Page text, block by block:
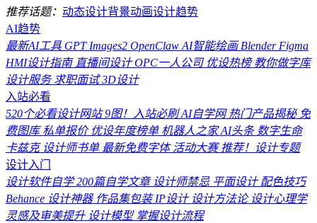
推荐话题： 动态设计背景动画设计趋势
AI趋势
最新AI工具 GPT Images2 OpenClaw AI智能绘画BlenderFigma
HMI设计指南直播间设计OPC一人公司优设热榜教你做字库
设计服务求职面试3D设计
入站必看
520个必看设计网站9图！入站必刷AI自学网热门产品揭秘免
费图库私单报价优设年度榜单机器人之家AI头条数字生命
卡兹克设计师书单最新免费字体活动大赛推荐！设计专题
设计入门
设计软件自学200篇自学文章设计师禁忌平面设计配色技巧
Behance 设计神器作品集包装IP设计设计方法论设计心理学
灵感及审美提升设计模型掌握设计流程